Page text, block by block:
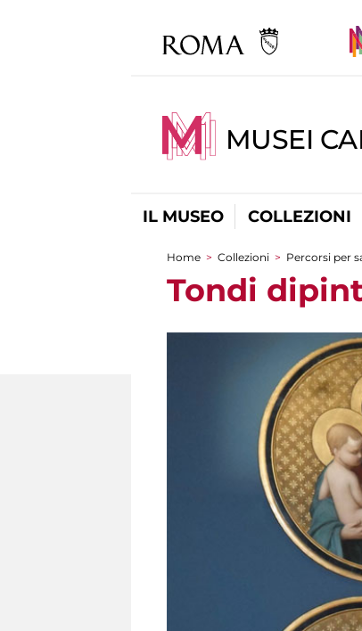
MUSEI
IL MUSEO COLLEZIONI
Tu sei qui
Home > Collezioni > Percorsi per
Tondi